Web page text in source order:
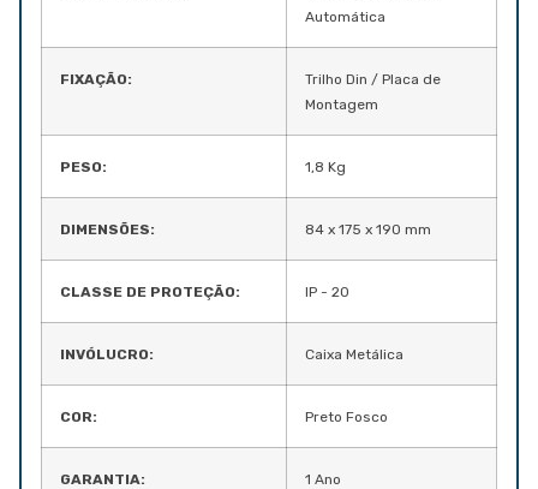
Automática
FIXAÇÃO:
Trilho Din / Placa de
Montagem
PESO: 1,8 Kg
DIMENSÕES: 84 x 175 x 190 mm
CLASSE DE PROTEÇÃO: IP - 20
INVÓLUCRO: Caixa Metálica
COR: Preto Fosco
GARANTIA: 1 Ano